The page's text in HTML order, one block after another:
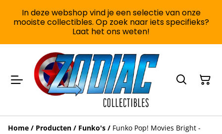
In deze webshop vind je een selectie van onze
mooiste collectibles. Op zoek naar iets specifieks?
Laat het ons weten!
Home / Producten / Funko's / Funko Pop! Movies Bright -